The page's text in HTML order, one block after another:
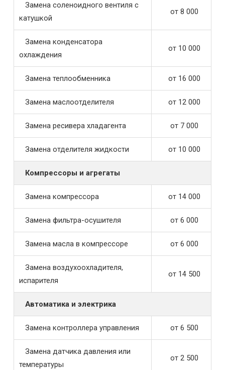
Замена соленоидного вентиля с
катушкой
от 8 000
Замена конденсатора
охлаждения
от 10 000
Замена теплообменника от 16 000
Замена маслоотделителя от 12 000
Замена ресивера хладагента от 7 000
Замена отделителя жидкости от 10 000
Компрессоры и агрегаты
Замена компрессора от 14 000
Замена фильтра-осушителя от 6 000
Замена масла в компрессоре от 6 000
Замена воздухоохладителя,
испарителя
от 14 500
Автоматика и электрика
Замена контроллера управления от 6 500
Замена датчика давления или
температуры
от 2 500